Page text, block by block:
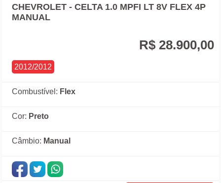
CHEVROLET - CELTA 1.0 MPFI LT 8V FLEX 4P
MANUAL
R$ 28.900,00
2012/2012
Combustível: Flex
Cor: Preto
Câmbio: Manual